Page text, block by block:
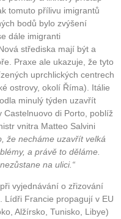
tomuto přílivu imigrantů
bodů bylo zvýšení
dále imigranti
střediska mají být a
Praxe ale ukazuje, že tyto
uprchlických centrech
ostrovy, okolí Říma). Itálie
minulý týden uzavřít
di Porto, poblíž
vnitra Matteo Salvini
že necháme uzavřít velká
a právě to děláme.
na ulici.“
vyjednávání o zřizování
Lídři Francie propagují v EU
Alžírsko, Tunisko, Libye)